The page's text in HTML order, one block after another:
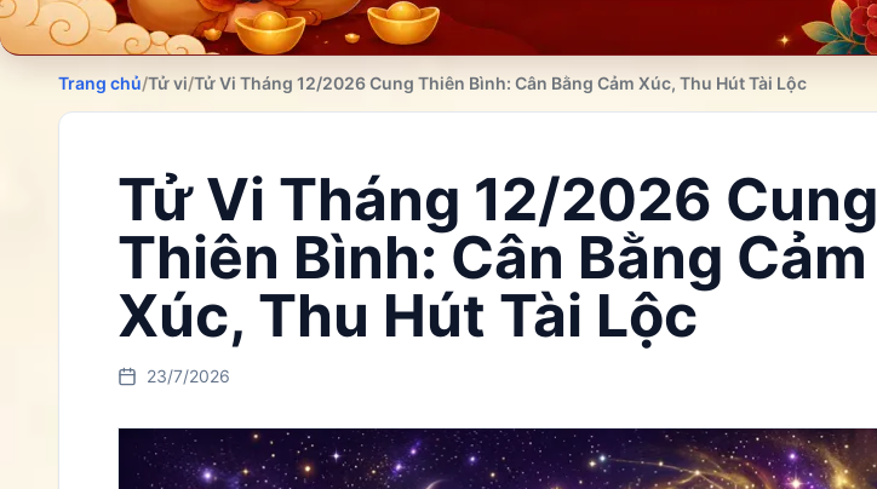
Trang chủ/Tử vi/Tử Vi Tháng 12/2026 Cung Thiên Bình: Cân Bằng Cảm Xúc, Thu Hút Tài Lộc
Tử Vi Tháng 12/2026 Cung
Thiên Bình: Cân Bằng Cảm
Xúc, Thu Hút Tài Lộc
23/7/2026